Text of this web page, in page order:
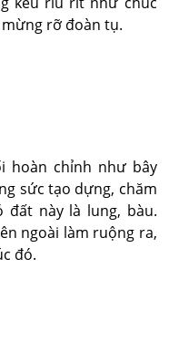
rỡ đoàn tụ.
hoàn chỉnh như bây
sức tạo dựng, chăm
đất này là lung, bàu.
ngoài làm ruộng ra,
đó.